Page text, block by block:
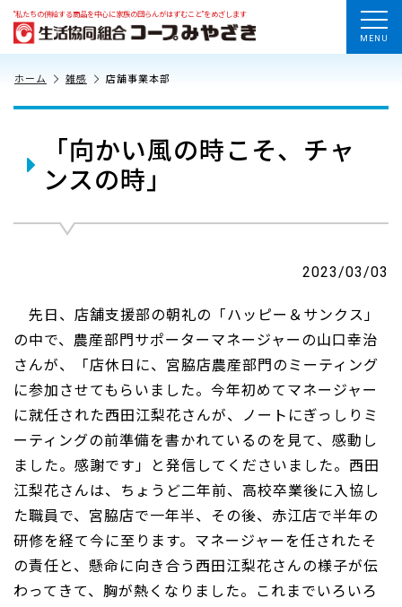
“私たちの供給する商品を中心に家族の団らんがはずむこと”をめざします
MENU
ホーム 雑感 店舗事業本部
「向かい風の時こそ、チャ
ンスの時」
2023/03/03
先日、店舗支援部の朝礼の「ハッピー＆サンクス」
の中で、農産部門サポーターマネージャーの山口幸治
さんが、「店休日に、宮脇店農産部門のミーティング
に参加させてもらいました。今年初めてマネージャー
に就任された西田江梨花さんが、ノートにぎっしりミ
ーティングの前準備を書かれているのを見て、感動し
ました。感謝です」と発信してくださいました。西田
江梨花さんは、ちょうど二年前、高校卒業後に入協し
た職員で、宮脇店で一年半、その後、赤江店で半年の
研修を経て今に至ります。マネージャーを任されたそ
の責任と、懸命に向き合う西田江梨花さんの様子が伝
わってきて、胸が熱くなりました。これまでいろいろ